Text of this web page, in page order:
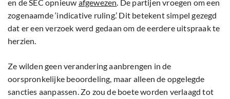
en de SEC opnieuw afgewezen. De partijen vroegen om een
zogenaamde ‘indicative ruling.’ Dit betekent simpel gezegd
dat er een verzoek werd gedaan om de eerdere uitspraak te
herzien.
Ze wilden geen verandering aanbrengen in de
oorspronkelijke beoordeling, maar alleen de opgelegde
sancties aanpassen. Zo zou de boete worden verlaagd tot